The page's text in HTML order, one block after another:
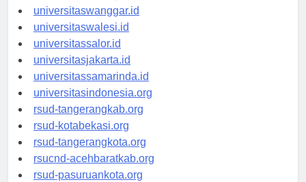
universitassorong.id
universitaswanggar.id
universitaswalesi.id
universitassalor.id
universitasjakarta.id
universitassamarinda.id
universitasindonesia.org
rsud-tangerangkab.org
rsud-kotabekasi.org
rsud-tangerangkota.org
rsucnd-acehbaratkab.org